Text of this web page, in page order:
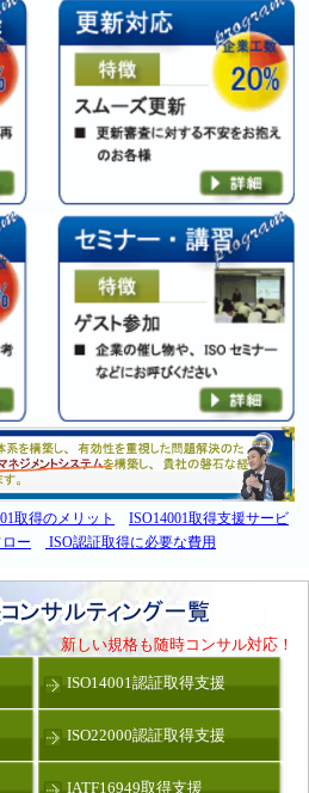
取得のメリット
ISO14001取得支援サービ
ー ISO認証取得に必要な費用
新しい規格も随時コンサル対応！
ISO14001認証取得支援
ISO22000認証取得支援
IATF16949取得支援